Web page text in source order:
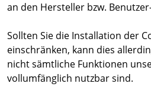
an den Hersteller bzw.
Sollten Sie die Installation der
einschränken, kann dies
nicht sämtliche Funktionen
vollumfänglich nutzbar sind.